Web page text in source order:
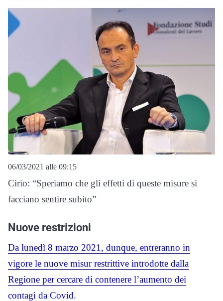
06/03/2021 alle 09:15
Cirio: “Speriamo che gli effetti di queste misure si
facciano sentire subito”
Nuove restrizioni
Da lunedì 8 marzo 2021, dunque, entreranno in
vigore le nuove misur restrittive introdotte dalla
Regione per cercare di contenere l’aumento dei
contagi da Covid.